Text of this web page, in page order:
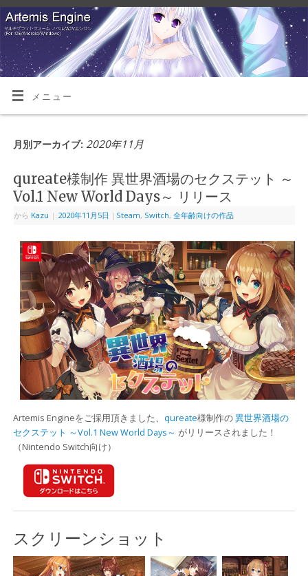
メニュー
月別アーカイブ: 2020年11月
qureate様制作 異世界酒場のセクステット ～
Vol.1 New World Days～ リリース
から Kazu | 2020年11月5日 | Steam, Switch, 全年齢向けの作品
Artemis Engineをご採用頂きました、 qureate様制作の異世界酒場の
セクステット ～Vol.1 New World Days～ がリリースされました！
（Nintendo Switch向け）
スクリーンショット